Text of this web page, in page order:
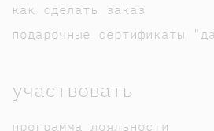
как сделать заказ
подарочные сертификаты
участвовать
программа лояльности